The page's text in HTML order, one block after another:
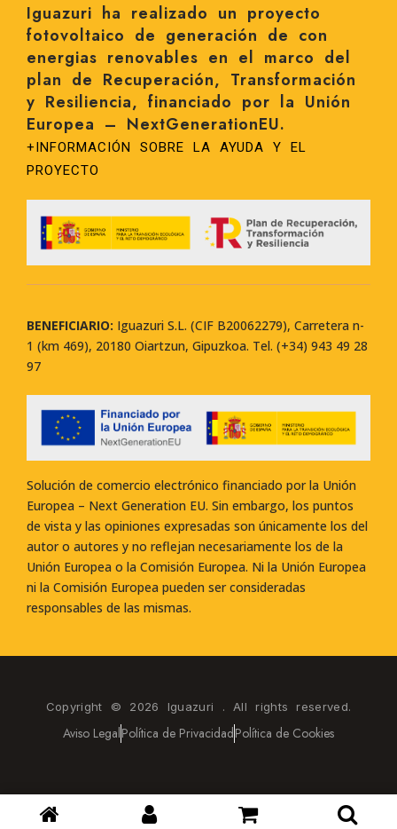
Iguazuri ha realizado un proyecto
fotovoltaico de generación de con
energias renovables en el marco del
plan de Recuperación, Transformación
y Resiliencia, financiado por la Unión
Europea – NextGenerationEU.
+INFORMACIÓN SOBRE LA AYUDA Y EL
PROYECTO
BENEFICIARIO: Iguazuri S.L. (CIF B20062279), Carretera n-
1 (km 469), 20180 Oiartzun, Gipuzkoa. Tel. (+34) 943 49 28
97
Solución de comercio electrónico financiado por la Unión
Europea – Next Generation EU. Sin embargo, los puntos
de vista y las opiniones expresadas son únicamente los del
autor o autores y no reflejan necesariamente los de la
Unión Europea o la Comisión Europea. Ni la Unión Europea
ni la Comisión Europea pueden ser consideradas
responsables de las mismas.
Copyright © 2026 Iguazuri . All rights reserved.
Aviso LegalPolítica de PrivacidadPolítica de Cookies